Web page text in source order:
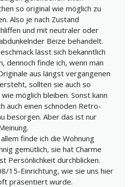
so original wie möglich zu
Also je nach Zustand
und mit neutraler oder
Beize behandelt.
lässt sich bekanntlich
dennoch finde ich, wenn man
aus längst vergangenen
sollten sie auch so
möglich bleiben. Sonst kann
auch einen schnöden Retro-
besorgen. Aber das ist nur
finde ich die Wohnung
gemütlich, sie hat Charme
Persönlichkeit durchblicken.
15-Einrichtung, wie sie uns hier
präsentiert wurde.